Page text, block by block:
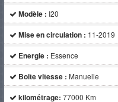
Modèle : I20
Mise en circulation : 11-2019
Energie : Essence
Boite vitesse : Manuelle
kilométrage: 77000 Km